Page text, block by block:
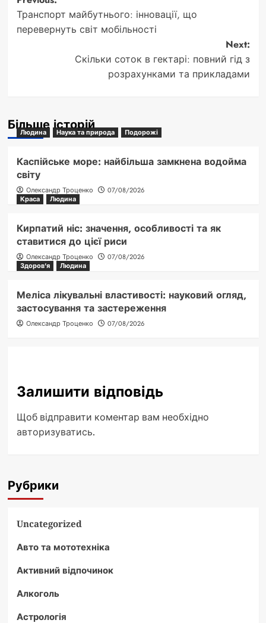
navigation
Транспорт майбутнього: інновації, що
перевернуть світ мобільності
Next:
Скільки соток в гектарі: повний гід з
розрахунками та прикладами
Більше історій
Людина Наука та природа Подорожі
Каспійське море: найбільша замкнена водойма
світу
Олександр Троценко
07/08/2026
Краса
Людина
Кирпатий ніс: значення, особливості та як
ставитися до цієї риси
Олександр Троценко
07/08/2026
Здоров'я
Людина
Меліса лікувальні властивості: науковий огляд,
застосування та застереження
Олександр Троценко 07/08/2026
Залишити відповідь
Щоб відправити коментар вам необхідно
авторизуватись.
Рубрики
Uncategorized
Авто та мототехніка
Активний відпочинок
Алкоголь
Астрологія